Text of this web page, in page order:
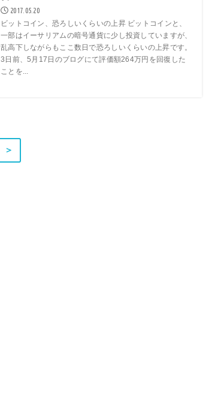
2017.05.20
ビットコイン、恐ろしいくらいの上昇 ビットコインと、
一部はイーサリアムの暗号通貨に少し投資していますが、
乱高下しながらもここ数日で恐ろしいくらいの上昇です。
3日前、5月17日のブログにて評価額264万円を回復した
ことを...
＞